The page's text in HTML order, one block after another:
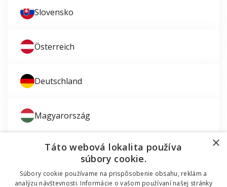
Slovensko
Österreich
Deutschland
Magyarország
×
Táto webová lokalita používa
súbory cookie.
Súbory cookie používame na prispôsobenie obsahu, reklám a
analýzu návštevnosti. Informácie o vašom používaní našej stránky